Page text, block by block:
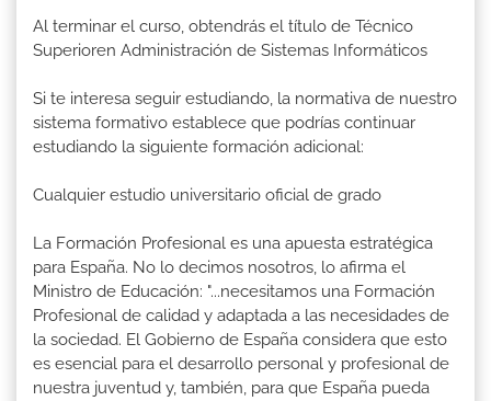
Al terminar el curso, obtendrás el título de Técnico
Superioren Administración de Sistemas Informáticos
Si te interesa seguir estudiando, la normativa de nuestro
sistema formativo establece que podrías continuar
estudiando la siguiente formación adicional:
Cualquier estudio universitario oficial de grado
La Formación Profesional es una apuesta estratégica
para España. No lo decimos nosotros, lo afirma el
Ministro de Educación: "...necesitamos una Formación
Profesional de calidad y adaptada a las necesidades de
la sociedad. El Gobierno de España considera que esto
es esencial para el desarrollo personal y profesional de
nuestra juventud y, también, para que España pueda